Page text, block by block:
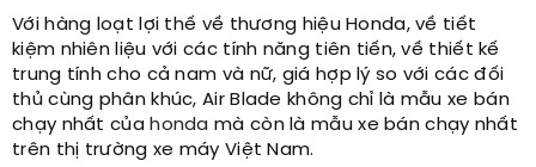
Với hàng loạt lợi thế về thương hiệu Honda, về tiết
kiệm nhiên liệu với các tính năng tiên tiến, về thiết kế
trung tính cho cả nam và nữ, giá hợp lý so với các đối
thủ cùng phân khúc, Air Blade không chỉ là mẫu xe bán
chạy nhất củahonda mà còn là mẫu xe bán chạy nhất
trên thị trường xe máy Việt Nam.